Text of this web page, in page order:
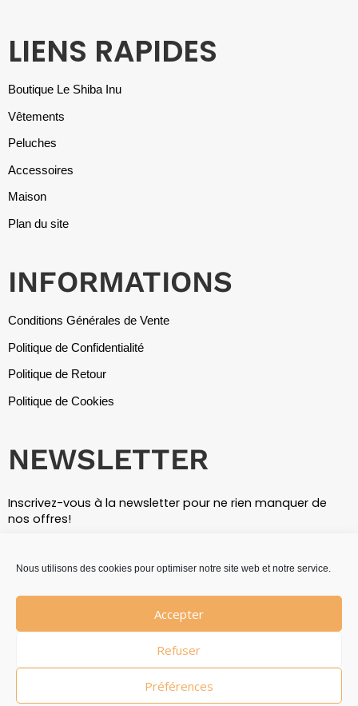
Nous utilisons des cookies pour optimiser notre site web et notre service.
Accepter
Refuser
Préférences
LIENS RAPIDES
Boutique Le Shiba Inu
Vêtements
Peluches
Accessoires
Maison
Plan du site
INFORMATIONS
Conditions Générales de Vente
Politique de Confidentialité
Politique de Retour
Politique de Cookies
NEWSLETTER
Inscrivez-vous à la newsletter pour ne rien manquer de
nos offres!
mail
S'abonner
Copyright © 2026 Le Shiba Inu